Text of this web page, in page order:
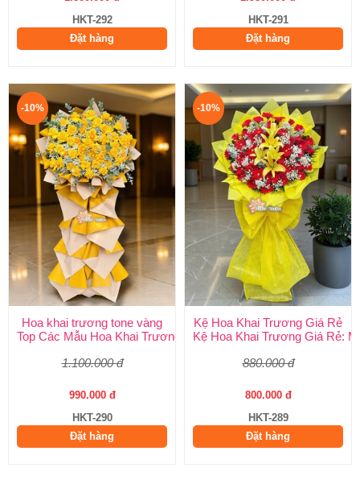
HKT-292
Đặt hàng
HKT-291
Đặt hàng
-10%
Hoa khai trương tone vàng
Top Các Mẫu Hoa Khai Trương Tone Vàng Đẹp, Sang Trọng,
1.100.000 đ
990.000 đ
HKT-290
Đặt hàng
-10%
Kệ Hoa Khai Trương Giá Rẻ
Kệ Hoa Khai Trương Giá Rẻ:
880.000 đ
800.000 đ
HKT-289
Đặt hàng